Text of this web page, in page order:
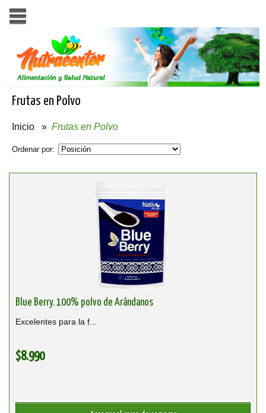
Frutas en Polvo
Inicio » Frutas en Polvo
Ordenar por:
Blue Berry. 100% polvo de Arándanos
Excelentes para la f...
$8.990